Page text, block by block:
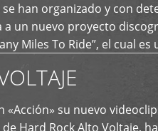
se han organizado y con
a un nuevo proyecto
Miles To Ride”, el cual
[…]
«Acción» su nuevo
Hard Rock Alto Voltaje,